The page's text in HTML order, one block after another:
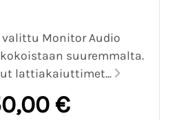
Monitor Audio
suuremmalta.
lattiakaiuttimet...
€